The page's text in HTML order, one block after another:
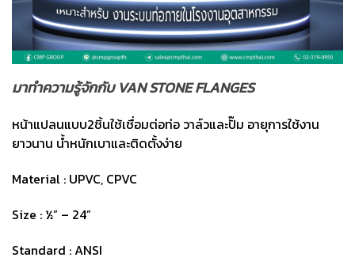
มาทำความรู้จักกับ VAN STONE FLANGES​
หน้าแปลนแบบ2ชิ้นใช้เชื่อมต่อท่อ วาล์วและปั๊ม อายุการใช้งาน
ยาวนาน น้ำหนักเบาและติดตั้งง่าย
Material : UPVC, CPVC​
Size : ½” – 24” ​
Standard : ANSI​